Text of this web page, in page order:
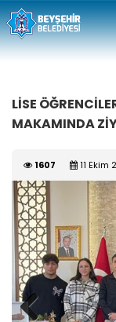
LİSE
MAKAMINDA
1607 11 Ekim